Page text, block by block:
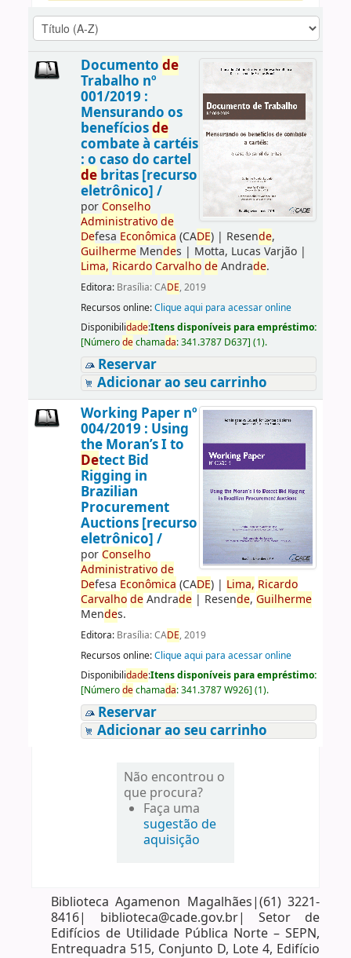
Documento de
Trabalho nº
001/2019 :
Mensurando os
benefíciosde
combate à cartéis
: o caso do cartel
debritas [recurso
eletrônico] /
porConselho
Administrativo de
Defesa Econômica (CADE)| Resende,
GuilhermeMendes | Motta, Lucas Varjão|
Lima, Ricardo Carvalho deAndrade.
Editora: Brasília: CADE, 2019
Recursos online:Clique aqui para acessar online
Disponibilidade:Itens disponíveis para empréstimo:
[Númerodechamada:341.3787 D637] (1).
Reservar
Adicionar ao seu carrinho
Working Paper nº
004/2019 : Using
the Moran’s I to
Detect Bid
Rigging in
Brazilian
Procurement
Auctions [recurso
eletrônico] /
porConselho
Administrativo de
Defesa Econômica (CADE)| Lima, Ricardo
Carvalho deAndrade| Resende, Guilherme
Mendes.
Editora: Brasília: CADE, 2019
Recursos online:Clique aqui para acessar online
Disponibilidade:Itens disponíveis para empréstimo:
[Númerodechamada:341.3787 W926] (1).
Reservar
Adicionar ao seu carrinho
Não encontrou o
que procura?
Faça uma
sugestão de
aquisição
Biblioteca Agamenon Magalhães|(61) 3221-
8416| biblioteca@cade.gov.br| Setor de
Edifícios de Utilidade Pública Norte – SEPN,
Entrequadra 515, Conjunto D, Lote 4, Edifício